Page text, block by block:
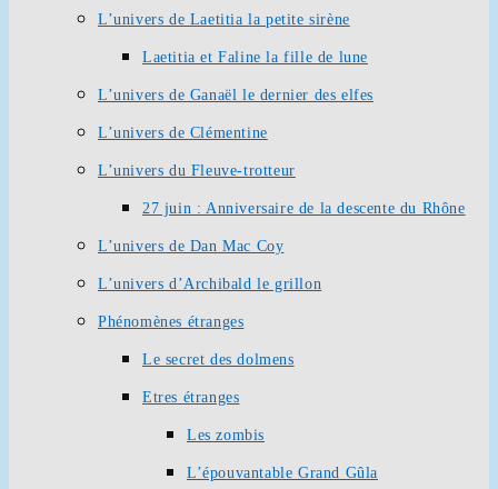
L’univers de Laetitia la petite sirène
Laetitia et Faline la fille de lune
L’univers de Ganaël le dernier des elfes
L’univers de Clémentine
L’univers du Fleuve-trotteur
27 juin : Anniversaire de la descente du Rhône
L’univers de Dan Mac Coy
L’univers d’Archibald le grillon
Phénomènes étranges
Le secret des dolmens
Etres étranges
Les zombis
L’épouvantable Grand Gûla